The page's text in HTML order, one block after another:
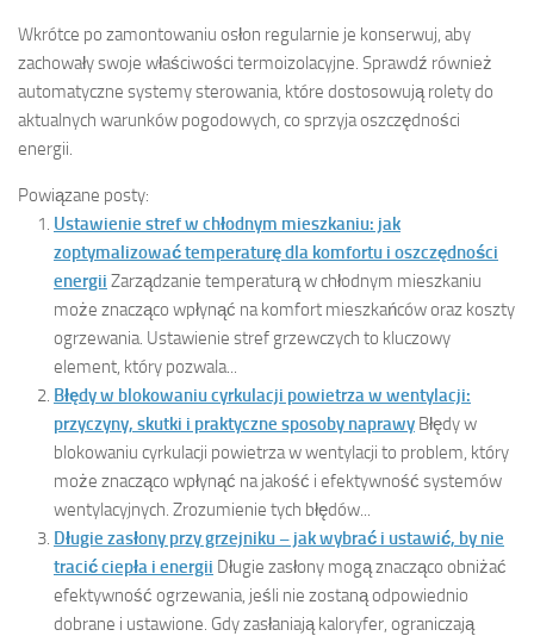
Wkrótce po zamontowaniu osłon regularnie je konserwuj, aby
zachowały swoje właściwości termoizolacyjne. Sprawdź również
automatyczne systemy sterowania, które dostosowują rolety do
aktualnych warunków pogodowych, co sprzyja oszczędności
energii.
Powiązane posty:
Ustawienie stref w chłodnym mieszkaniu: jak
zoptymalizować temperaturę dla komfortu i oszczędności
energii Zarządzanie temperaturą w chłodnym mieszkaniu
może znacząco wpłynąć na komfort mieszkańców oraz koszty
ogrzewania. Ustawienie stref grzewczych to kluczowy
element, który pozwala...
Błędy w blokowaniu cyrkulacji powietrza w wentylacji:
przyczyny, skutki i praktyczne sposoby naprawy Błędy w
blokowaniu cyrkulacji powietrza w wentylacji to problem, który
może znacząco wpłynąć na jakość i efektywność systemów
wentylacyjnych. Zrozumienie tych błędów...
Długie zasłony przy grzejniku – jak wybrać i ustawić, by nie
tracić ciepła i energii Długie zasłony mogą znacząco obniżać
efektywność ogrzewania, jeśli nie zostaną odpowiednio
dobrane i ustawione. Gdy zasłaniają kaloryfer, ograniczają